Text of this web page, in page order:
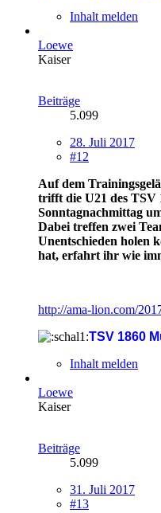
Inhalt melden
Loewe
Kaiser
Beiträge
5.099
28. Juli 2017
#12
Auf dem
trifft die U21 des TSV
Sonntagnachmittag
Dabei treffen zwei
Unentschieden holen
hat, erfahrt ihr wie
http://ama-lion.com/
TSV 1860
Inhalt melden
Loewe
Kaiser
Beiträge
5.099
31. Juli 2017
#13